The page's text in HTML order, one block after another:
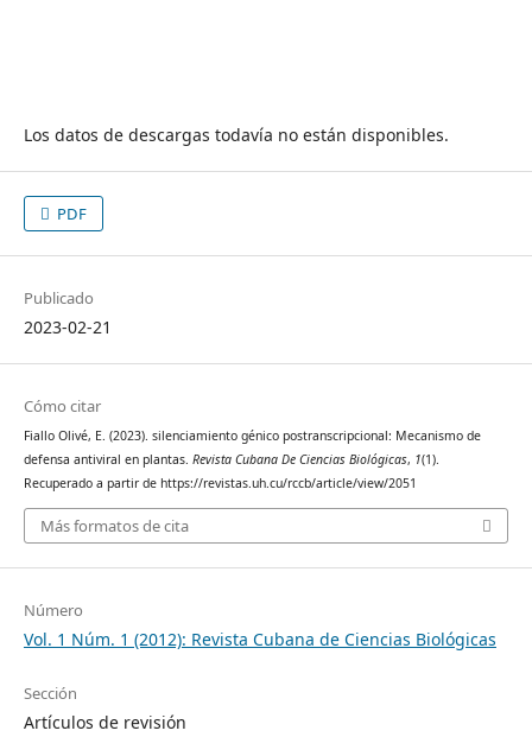
Los datos de descargas todavía no están disponibles.
PDF
Publicado
2023-02-21
Cómo citar
Fiallo Olivé, E. (2023). silenciamiento génico postranscripcional: Mecanismo de
defensa antiviral en plantas. Revista Cubana De Ciencias Biológicas, 1(1).
Recuperado a partir de https://revistas.uh.cu/rccb/article/view/2051
Más formatos de cita
Número
Vol. 1 Núm. 1 (2012): Revista Cubana de Ciencias Biológicas
Sección
Artículos de revisión